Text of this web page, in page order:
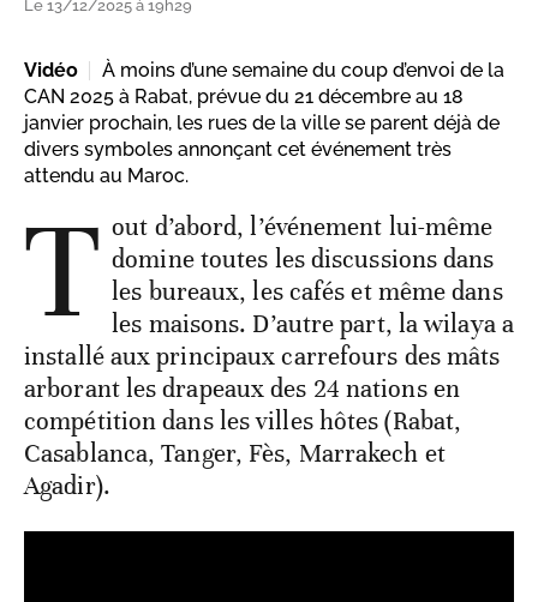
Le 13/12/2025 à 19h29
Vidéo
À moins d’une semaine du coup d’envoi de la
CAN 2025 à Rabat, prévue du 21 décembre au 18
janvier prochain, les rues de la ville se parent déjà de
divers symboles annonçant cet événement très
attendu au Maroc.
T out d’abord, l’événement lui-même
domine toutes les discussions dans
les bureaux, les cafés et même dans
les maisons. D’autre part, la wilaya a
installé aux principaux carrefours des mâts
arborant les drapeaux des 24 nations en
compétition dans les villes hôtes (Rabat,
Casablanca, Tanger, Fès, Marrakech et
Agadir).